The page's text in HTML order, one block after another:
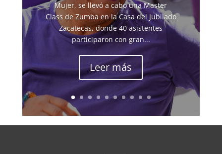
Mujer, se llevó a cabo una Master
Class de Zumba en la Casa del Jubilado
Zacatecas, donde 40 asistentes
participaron con gran...
Leer más